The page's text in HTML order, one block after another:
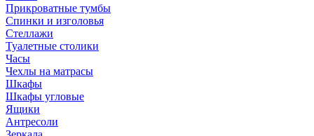
Прикроватные тумбы
Спинки и изголовья
Стеллажи
Туалетные столики
Часы
Чехлы на матрасы
Шкафы
Шкафы угловые
Ящики
Антресоли